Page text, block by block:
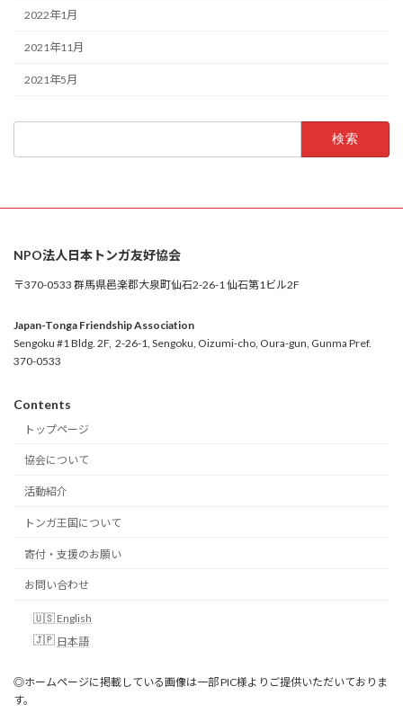
2022年1月
2021年11月
2021年5月
NPO法人日本トンガ友好協会
〒370-0533 群馬県邑楽郡大泉町仙石2-26-1 仙石第1ビル2F
Japan-Tonga Friendship Association
Sengoku #1 Bldg. 2F, 2-26-1, Sengoku, Oizumi-cho, Oura-gun, Gunma Pref.
370-0533
Contents
トップページ
協会について
活動紹介
トンガ王国について
寄付・支援のお願い
お問い合わせ
English
日本語
◎ホームページに掲載している画像は一部 PIC様よりご提供いただいておりま
す。